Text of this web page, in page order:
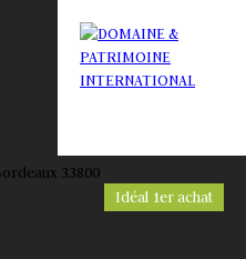
Idéal 1er achat